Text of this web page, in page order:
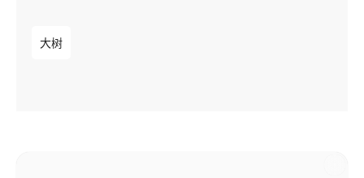
大树